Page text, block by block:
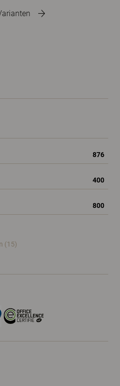
876
400
800
(15)